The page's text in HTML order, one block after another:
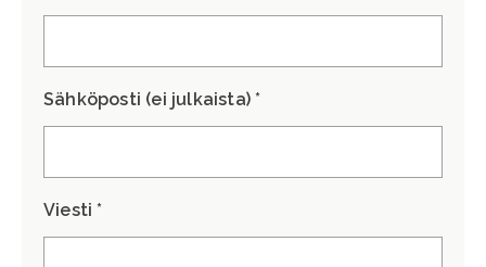
Sähköposti (ei julkaista) *
Viesti *